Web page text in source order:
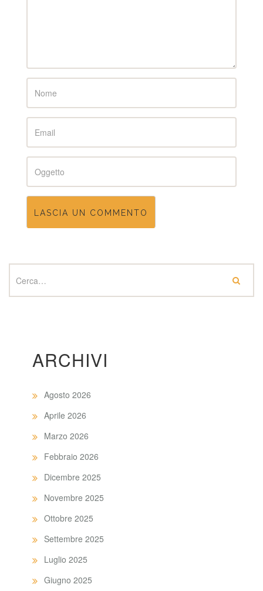
Name
Email
Subject
ARCHIVI
Agosto 2026
Aprile 2026
Marzo 2026
Febbraio 2026
Dicembre 2025
Novembre 2025
Ottobre 2025
Settembre 2025
Luglio 2025
Giugno 2025